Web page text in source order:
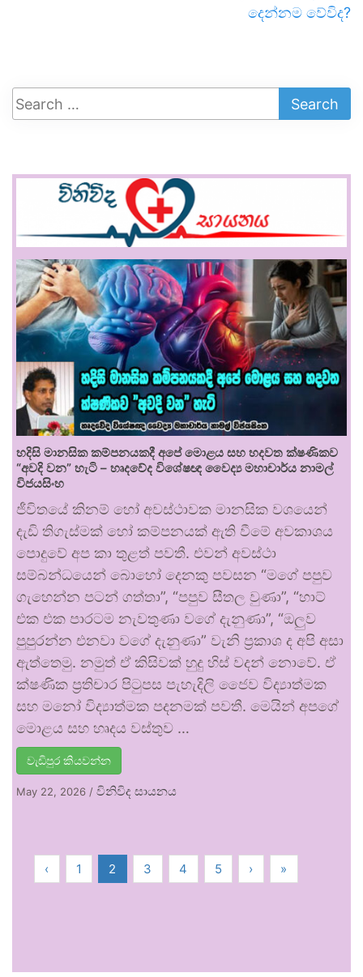
දෙන්නම වේවිද?
හදිසි මානසික කම්පනයකදී අපේ මොළය සහ හදවත ක්ෂණිකව
“අවදි වන” හැටි – හෘදවේද විශේෂඥ වෛද්‍ය මහාචාර්ය නාමල්
විජයසිංහ
ජීවිතයේ කිනම් හෝ අවස්ථාවක මානසික වශයෙන්
දැඩි තිගැස්මක් හෝ කම්පනයක් ඇති වීමේ අවකාශය
පොදුවේ අප කා තුළත් පවතී. එවන් අවස්ථා
සම්බන්ධයෙන් බොහෝ දෙනකු පවසන “මගේ පපුව
ගැහෙන්න පටන් ගත්තා”, “පපුව සීතල වුණා”, “හාට්
එක එක පාරටම නැවතුණා වගේ දැනුණා”, “ඔලුව
පුපුරන්න එනවා වගේ දැනුණා” වැනි ප්‍රකාශ ද අපි අසා
ඇත්තෙමු. නමුත් ඒ කිසිවක් හුදු හිස් වදන් නොවේ. ඒ
ක්ෂණික ප්‍රතිචාර පිටුපස පැහැදිලි ජෛව විද්‍යාත්මක
සහ මනෝ විද්‍යාත්මක පදනමක් පවතී. මෙයින් අපගේ
මොළය සහ හෘදය වස්තුව …
වැඩිපුර කියවන්න
May 22, 2026 / විනිවිද සායනය
‹ 1 2 3 4 5 › »